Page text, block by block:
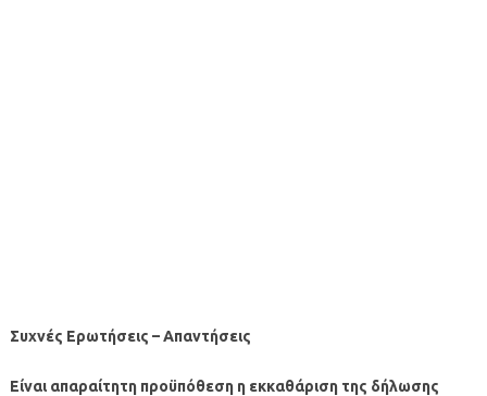
Συχνές Ερωτήσεις – Απαντήσεις
Είναι απαραίτητη προϋπόθεση η εκκαθάριση της δήλωσης